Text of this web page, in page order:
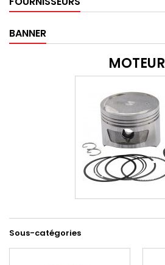
BANNER
MOTEUR
Sous-catégories